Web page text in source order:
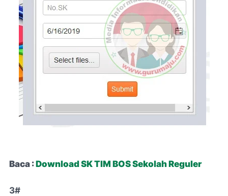
Baca :Download SK TIM BOS Sekolah Reguler
3#